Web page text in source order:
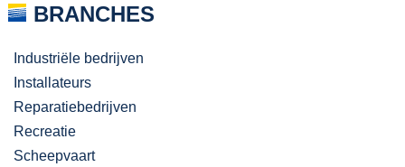
BRANCHES
Industriële bedrijven
Installateurs
Reparatiebedrijven
Recreatie
Scheepvaart